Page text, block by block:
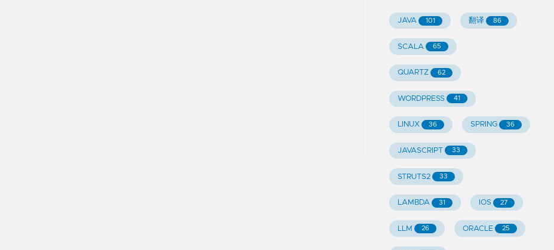
JAVA 101 翻译 86
SCALA 65
QUARTZ 62
WORDPRESS 41
LINUX 36 SPRING 36
JAVASCRIPT 33
STRUTS2 33
LAMBDA 31 IOS 27
LLM 26 ORACLE 25